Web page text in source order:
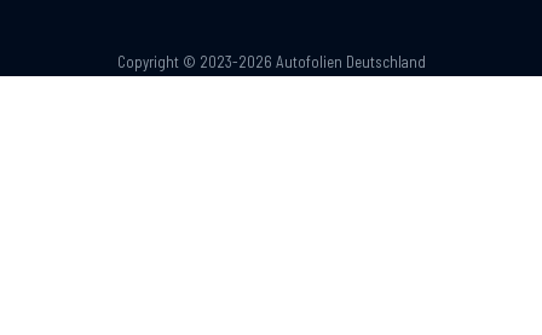
Copyright © 2023-2026 Autofolien Deutschland